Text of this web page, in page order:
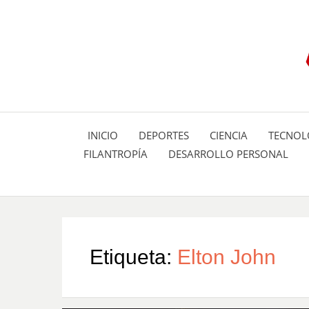
INICIO DEPORTES CIENCIA
FILANTROPÍA
DESARROLLO PERSONAL
Etiqueta: Elton John